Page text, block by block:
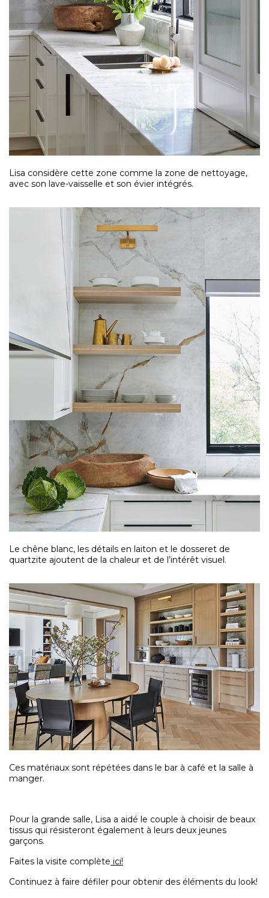
Lisa considère cette zone comme la zone de nettoyage,
avec son lave-vaisselle et son évier intégrés.
Le chêne blanc, les détails en laiton et le dosseret de
quartzite ajoutent de la chaleur et de l’intérêt visuel.
Ces matériaux sont répétées dans le bar à café et la salle à
manger.
Pour la grande salle, Lisa a aidé le couple à choisir de beaux
tissus qui résisteront également à leurs deux jeunes
garçons.
Faites la visite complète ici!
Continuez à faire défiler pour obtenir des éléments du look!